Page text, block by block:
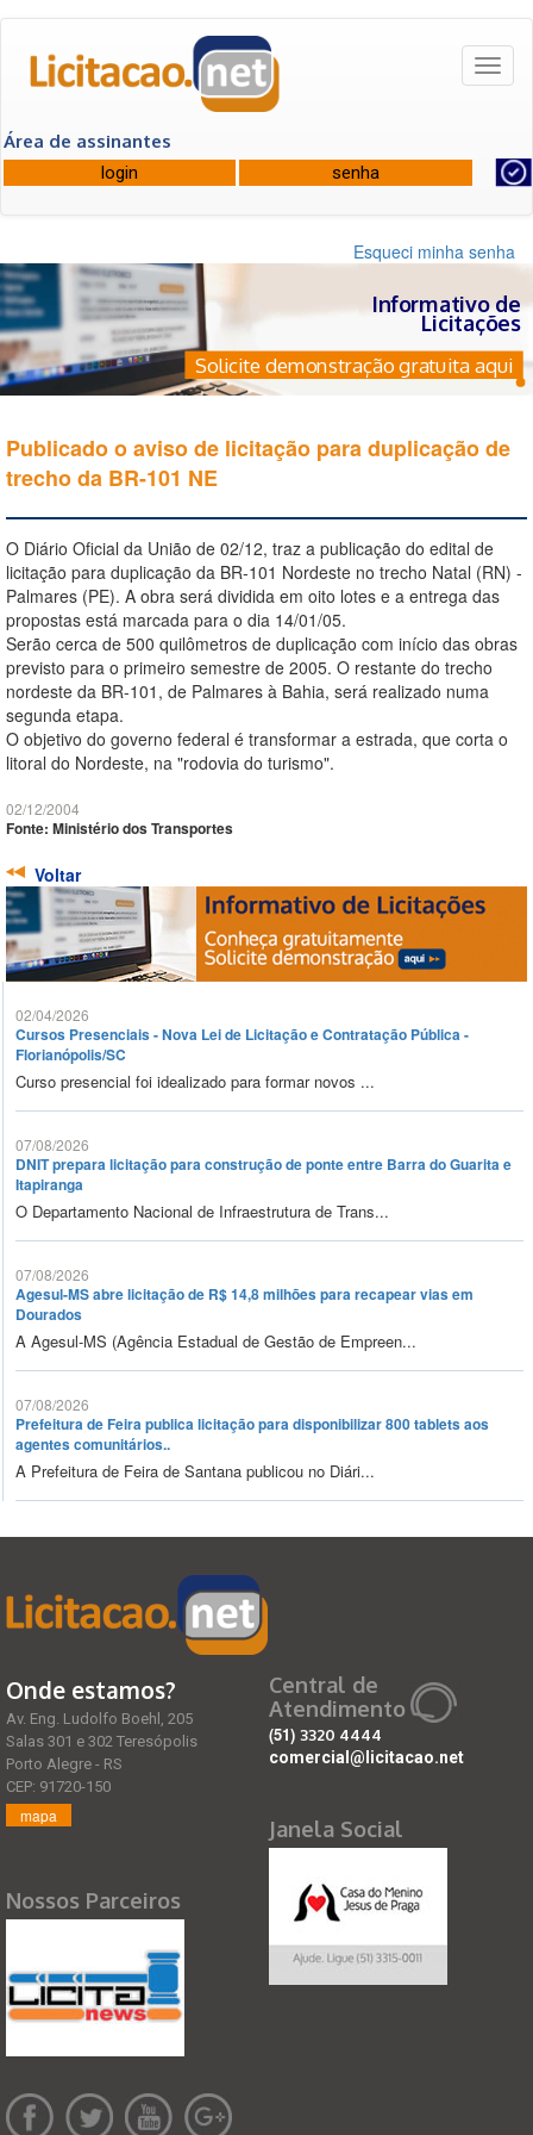
Área de assinantes
Esqueci minha senha
Informativo de
Licitações
Solicite demonstração gratuita aqui
Publicado o aviso de licitação para duplicação de
trecho da BR-101 NE
O Diário Oficial da União de 02/12, traz a publicação do edital de
licitação para duplicação da BR-101 Nordeste no trecho Natal (RN) -
Palmares (PE). A obra será dividida em oito lotes e a entrega das
propostas está marcada para o dia 14/01/05.
Serão cerca de 500 quilômetros de duplicação com início das obras
previsto para o primeiro semestre de 2005. O restante do trecho
nordeste da BR-101, de Palmares à Bahia, será realizado numa
segunda etapa.
O objetivo do governo federal é transformar a estrada, que corta o
litoral do Nordeste, na "rodovia do turismo".
02/12/2004
Fonte: Ministério dos Transportes
Voltar
02/04/2026
Cursos Presenciais - Nova Lei de Licitação e Contratação Pública -
Florianópolis/SC
Curso presencial foi idealizado para formar novos ...
07/08/2026
DNIT prepara licitação para construção de ponte entre Barra do Guarita e
Itapiranga
O Departamento Nacional de Infraestrutura de Trans...
07/08/2026
Agesul-MS abre licitação de R$ 14,8 milhões para recapear vias em
Dourados
A Agesul-MS (Agência Estadual de Gestão de Empreen...
07/08/2026
Prefeitura de Feira publica licitação para disponibilizar 800 tablets aos
agentes comunitários..
A Prefeitura de Feira de Santana publicou no Diári...
Onde estamos?
Av. Eng. Ludolfo Boehl, 205
Salas 301 e 302 Teresópolis
Porto Alegre - RS
CEP: 91720-150
mapa
Nossos Parceiros
Central de
Atendimento
(51) 3320 4444
comercial@licitacao.net
Janela Social